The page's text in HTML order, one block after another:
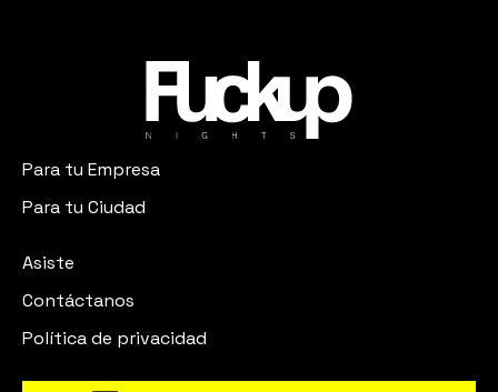
Para tu Empresa
Para tu Ciudad
Asiste
Contáctanos
Política de privacidad